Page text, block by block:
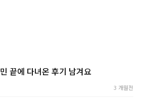
끝에 다녀온 후기 남겨요
3 개월전